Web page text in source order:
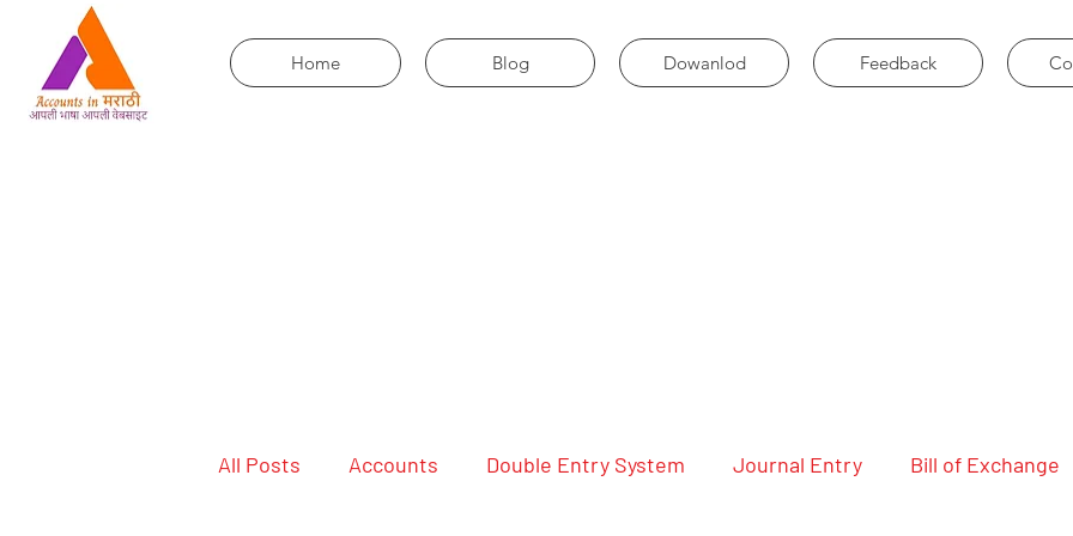
Home Blog Dowanlod Feedback
All Posts Accounts Double Entry System Journal Entry Bill of Exchange